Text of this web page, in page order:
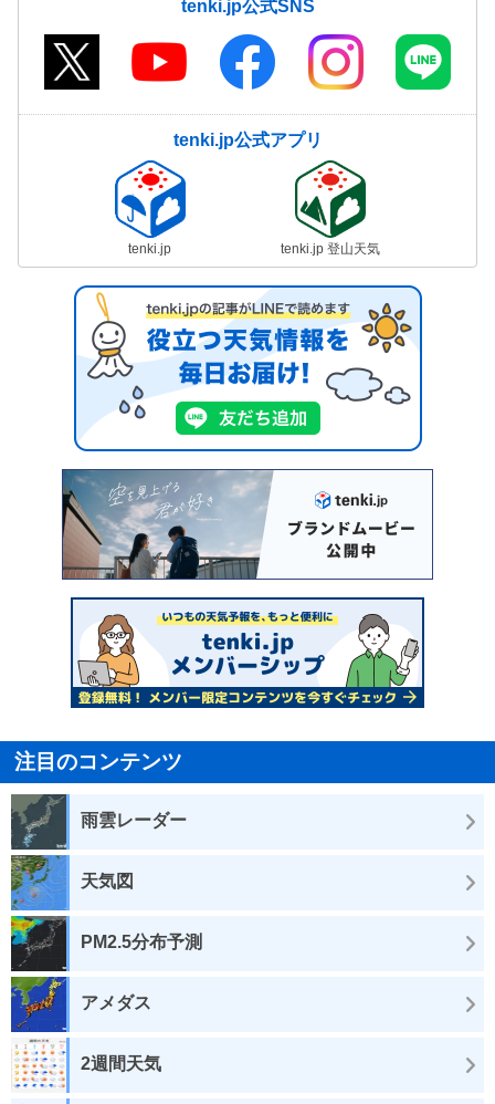
tenki.jp公式SNS
tenki.jp公式アプリ
tenki.jp tenki.jp 登山天気
注目のコンテンツ
雨雲レーダー
天気図
PM2.5分布予測
アメダス
2週間天気